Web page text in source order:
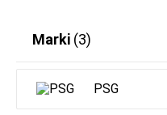
Marki (3)
PSG